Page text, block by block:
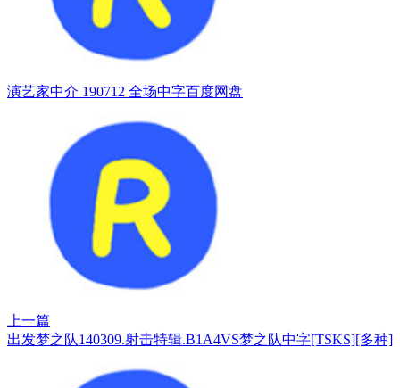
演艺家中介 190712 全场中字百度网盘
上一篇
出发梦之队140309.射击特辑.B1A4VS梦之队中字[TSKS][多种]